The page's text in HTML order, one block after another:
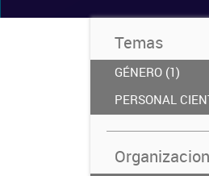
Temas
GÉNERO (1)
PERSONAL